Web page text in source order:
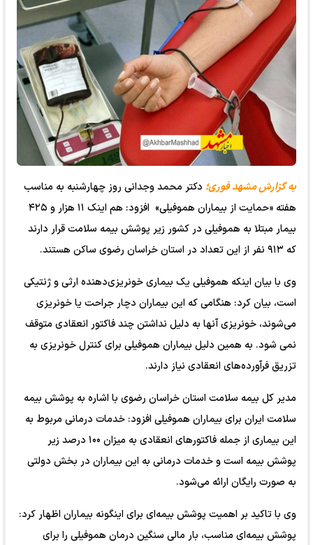
به گزارش مشهد فوری؛ دکتر محمد وجدانی روز چهارشنبه به مناسب
هفته «حمایت از بیماران هموفیلی» افزود: هم اینک ۱۱ هزار و ۴۲۵
بیمار مبتلا به هموفیلی در کشور زیر پوشش بیمه سلامت قرار دارند
که ۹۱۳ نفر از این تعداد در استان خراسان رضوی ساکن هستند.
وی با بیان اینکه هموفیلی یک بیماری خونریزی‌دهنده ارثی و ژنتیکی
است، بیان کرد: هنگامی که این بیماران دچار جراحت یا خونریزی
می‌شوند، خونریزی آنها به دلیل نداشتن چند فاکتور انعقادی متوقف
نمی شود. به همین دلیل بیماران هموفیلی برای کنترل خونریزی به
تزریق فرآورده‌های انعقادی نیاز دارند.
مدیر کل بیمه سلامت استان خراسان رضوی با اشاره به پوشش بیمه
سلامت ایران برای بیماران هموفیلی افزود: خدمات درمانی مربوط به
این بیماری از جمله فاکتورهای انعقادی به میزان ۱۰۰ درصد زیر
پوشش بیمه است و خدمات درمانی به این بیماران در بخش دولتی
به صورت رایگان ارائه می‌شود.
وی با تاکید بر اهمیت پوشش بیمه‌ای برای اینگونه بیماران اظهار کرد:
پوشش بیمه‌ای مناسب، بار مالی سنگین درمان هموفیلی را برای